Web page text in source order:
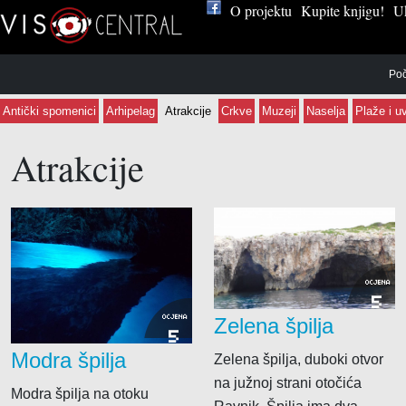
O projektu Kupite knjigu!
saloni
i njega tijela
Auto servisi
Brodova i plovila
Elektroničke opreme,
Apartmani
Kuće za odmor
Sobe
Kulturno-umjetničke
Poljoprivredne
Antički spomenici Arhipelag Atrakcije Crkve Muzeji Naselja Plaže i
Atrakcije
OCJENA
5
Modra špilja
Modra špilja na otoku
OCJENA
5
Zelena špilja
Zelena špilja, duboki otvor
na južnoj strani otočića